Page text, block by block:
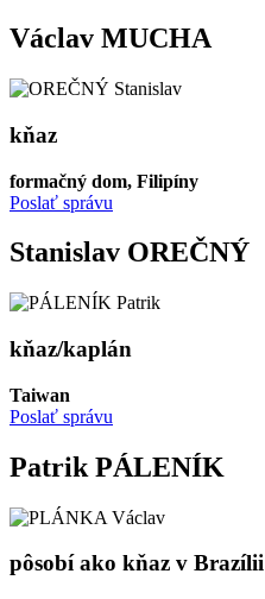
Václav MUCHA
kňaz
formačný dom, Filipíny
Poslať správu
Stanislav OREČNÝ
kňaz/kaplán
Taiwan
Poslať správu
Patrik PÁLENÍK
pôsobí ako kňaz v Brazílii